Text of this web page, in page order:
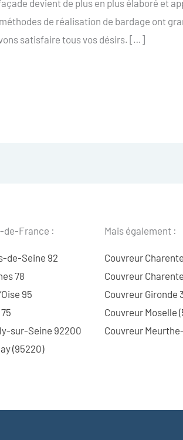
devient de plus en plus élaboré et
de réalisation de bardage ont
satisfaire tous vos désirs. […]
de-France :
de-Seine 92
78
95
sur-Seine 92200
(95220)
Mais également :
Couvreur
Couvreur
Couvreur Gironde
Couvreur Moselle
Couvreur